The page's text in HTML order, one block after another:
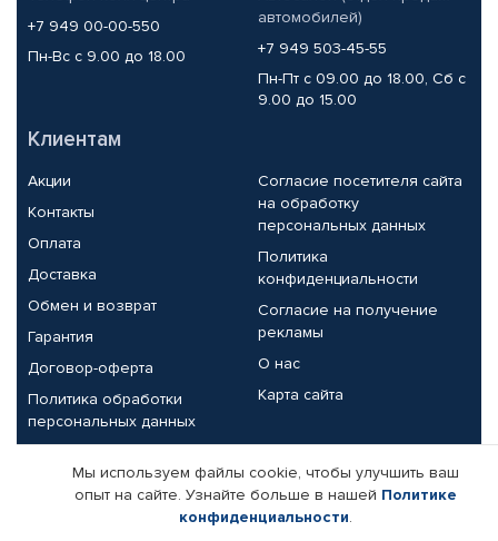
+7 949 00-00-550
Пн-Вс с 9.00 до 18.00
автомобилей)
+7 949 503-45-55
Пн-Пт с 09.00 до 18.00, Сб с
9.00 до 15.00
Клиентам
Акции
Контакты
Оплата
Доставка
Обмен и возврат
Гарантия
Договор-оферта
Политика обработки
персональных данных
Согласие посетителя сайта
на обработку
персональных данных
Политика
конфиденциальности
Согласие на получение
рекламы
О нас
Карта сайта
Партнерам
Корпоративным клиентам
Реквизиты компании
Мы используем файлы cookie, чтобы улучшить ваш
опыт на сайте. Узнайте больше в нашей Политике
конфиденциальности.